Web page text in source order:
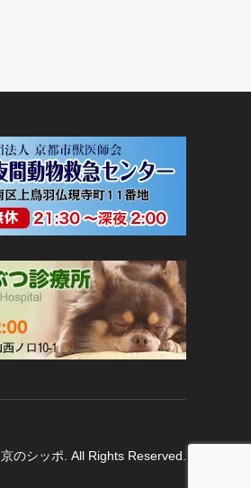
京のシッポ . All Rights Reserved.